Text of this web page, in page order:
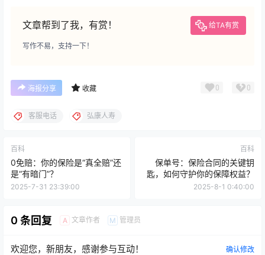
文章帮到了我，有赏！ 给TA有赏
写作不易，支持一下！
海报分享 收藏 0 0
客服电话 弘康人寿
百科
0免赔：你的保险是“真全赔”还
是“有暗门”？
2025-7-31 23:39:00
百科
保单号：保险合同的关键钥
匙，如何守护你的保障权益？
2025-8-1 0:40:00
0 条回复 A 文章作者 M 管理员
欢迎您，新朋友，感谢参与互动！ 确认修改